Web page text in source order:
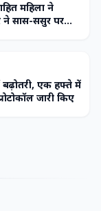
महिला ने
ने सास-ससुर पर
एक हफ्ते में
जारी किए